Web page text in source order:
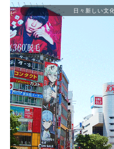
日々新しい文